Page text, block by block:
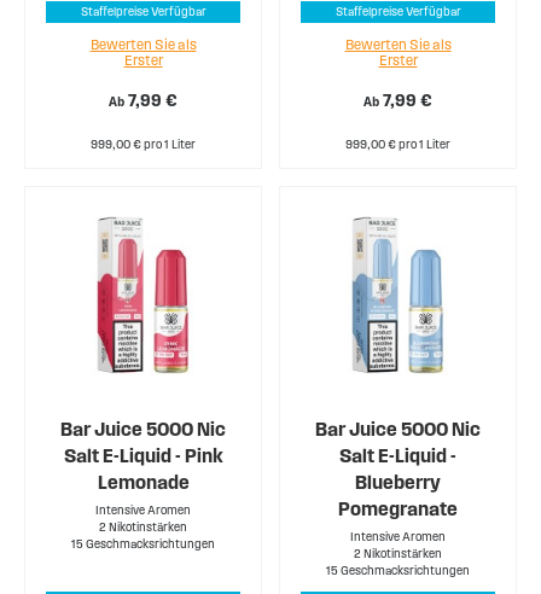
Staffelpreise Verfügbar
Ab 7,99 €
Bewerten Sie als
Erster
999,00 € pro 1 Liter
Staffelpreise Verfügbar
Ab 7,99 €
Bewerten Sie als
Erster
999,00 € pro 1 Liter
Bar Juice 5000 Nic
Salt E-Liquid - Pink
Lemonade
Intensive Aromen
2 Nikotinstärken
15 Geschmacksrichtungen
Bar Juice 5000 Nic
Salt E-Liquid -
Blueberry
Pomegranate
Intensive Aromen
2 Nikotinstärken
15 Geschmacksrichtungen